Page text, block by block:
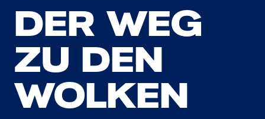
DER WEG
ZU DEN
WOLKEN